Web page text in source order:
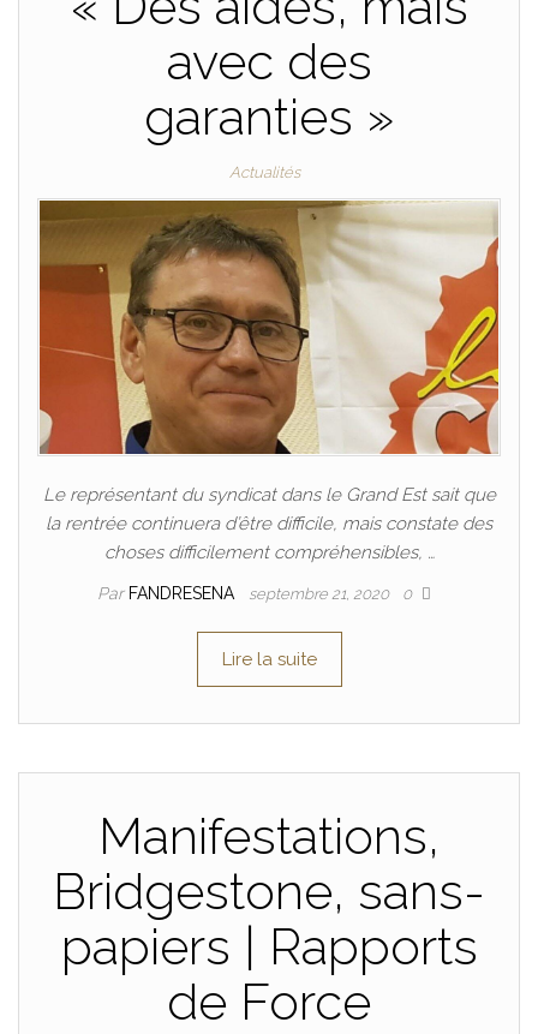
avec des
garanties »
Actualités
Le représentant du syndicat dans le Grand Est sait que
la rentrée continuera d’être difficile, mais constate des
choses difficilement compréhensibles, …
Par FANDRESENA septembre 21, 2020 0
Lire la suite
Manifestations,
Bridgestone, sans-
papiers | Rapports
de Force